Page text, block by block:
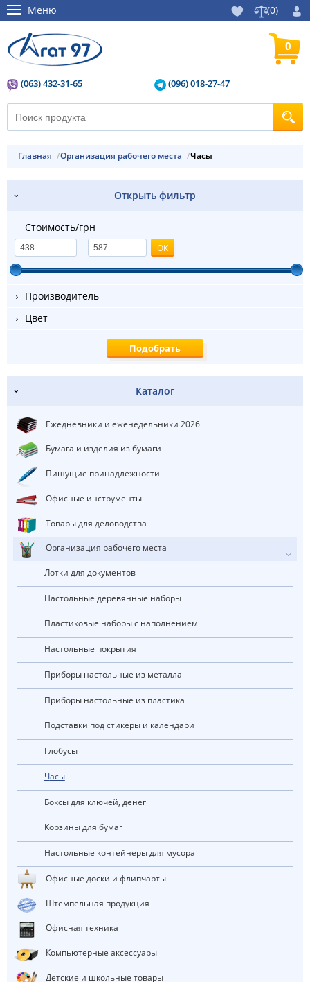
Меню (0)
(063) 432-31-65 (096) 018-27-47
0
Главная Организация рабочего места Часы
Открыть фильтр
Стоимость/грн
-
Производитель
Цвет
Каталог
Ежедневники и еженедельники 2026
Бумага и изделия из бумаги
Пишущие принадлежности
Офисные инструменты
Товары для деловодства
Организация рабочего места
Лотки для документов
Настольные деревянные наборы
Пластиковые наборы с наполнением
Настольные покрытия
Приборы настольные из металла
Приборы настольные из пластика
Подставки под стикеры и календари
Глобусы
Часы
Боксы для ключей, денег
Корзины для бумаг
Настольные контейнеры для мусора
Офисные доски и флипчарты
Штемпельная продукция
Офисная техника
Компьютерные аксессуары
Детские и школьные товары